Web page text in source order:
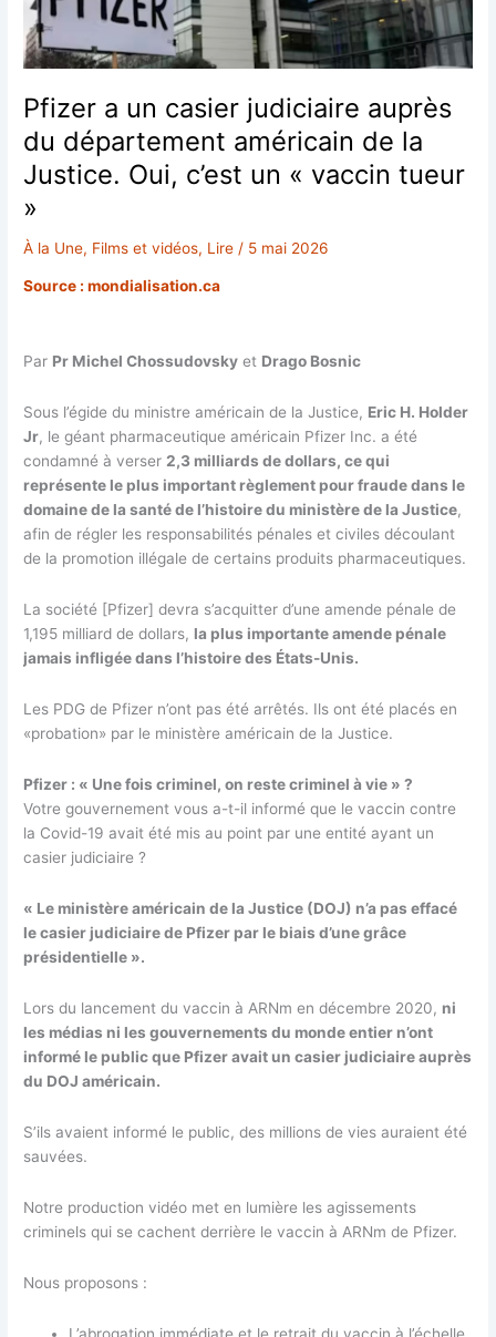
Pfizer a un casier judiciaire auprès
du département américain de la
Justice. Oui, c’est un « vaccin tueur
»
À la Une, Films et vidéos, Lire / 5 mai 2026
Source : mondialisation.ca
Par Pr Michel Chossudovsky et Drago Bosnic
Sous l’égide du ministre américain de la Justice, Eric H. Holder
Jr, le géant pharmaceutique américain Pfizer Inc. a été
condamné à verser2,3 milliards de dollars, ce qui
représente le plus important règlement pour fraude dans le
domaine de la santé de l’histoire du ministère de la Justice,
afin de régler les responsabilités pénales et civiles découlant
de la promotion illégale de certains produits pharmaceutiques.
La société [Pfizer] devra s’acquitter d’une amende pénale de
1,195 milliard de dollars, la plus importante amende pénale
jamais infligée dans l’histoire des États-Unis.
Les PDG de Pfizer n’ont pas été arrêtés. Ils ont été placés en
«probation» par le ministère américain de la Justice.
Pfizer : « Une fois criminel, on reste criminel à vie » ?
Votre gouvernement vous a-t-il informé que le vaccin contre
la Covid-19 avait été mis au point par une entité ayant un
casier judiciaire ?
« Le ministère américain de la Justice (DOJ) n’a pas effacé
le casier judiciaire de Pfizer par le biais d’une grâce
présidentielle ».
Lors du lancement du vaccin à ARNm en décembre 2020, ni
les médias ni les gouvernements du monde entier n’ont
informé le public que Pfizer avait un casier judiciaire auprès
du DOJ américain.
S’ils avaient informé le public, des millions de vies auraient été
sauvées.
Notre production vidéo met en lumière les agissements
criminels qui se cachent derrière le vaccin à ARNm de Pfizer.
Nous proposons :
L’abrogation immédiate et le retrait du vaccin à l’échelle